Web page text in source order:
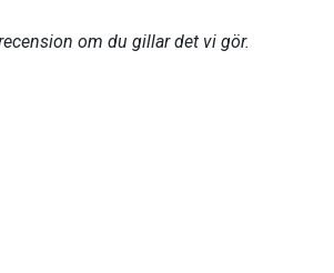
om du gillar det vi gör.